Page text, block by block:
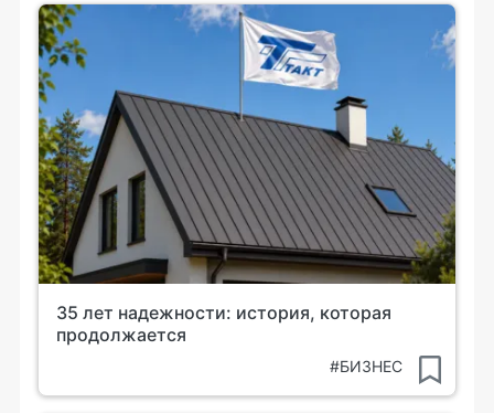
35 лет надежности: история, которая
продолжается
#БИЗНЕС